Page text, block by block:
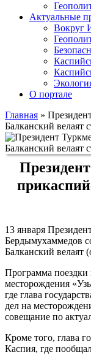
Актуальные
Вокруг
О портале
Главная »
Балканский велаят
13 января
Бердымухаммедов
Балканский велаят
Программа поездки
месторождения
где глава
дел на
совещание по
Кроме того, глава
Каспия, где